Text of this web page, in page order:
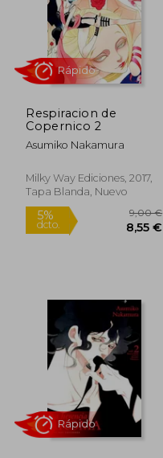
dcto.
Respiracion de
Copernico 2
Asumiko Nakamura
Milky Way Ediciones, 2017,
Tapa Blanda, Nuevo
Rápido